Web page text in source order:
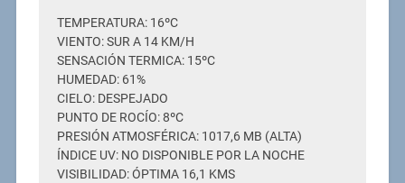
TEMPERATURA: 16ºC
VIENTO: SUR A 14 KM/H
SENSACIÓN TERMICA: 15ºC
HUMEDAD: 61%
CIELO: DESPEJADO
PUNTO DE ROCÍO: 8ºC
PRESIÓN ATMOSFÉRICA: 1017,6 MB (ALTA)
ÍNDICE UV: NO DISPONIBLE POR LA NOCHE
VISIBILIDAD: ÓPTIMA 16,1 KMS